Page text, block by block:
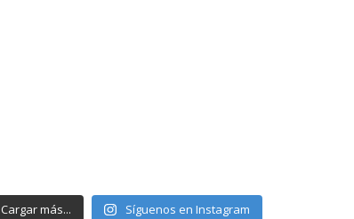
Cargar más... Síguenos en Instagram